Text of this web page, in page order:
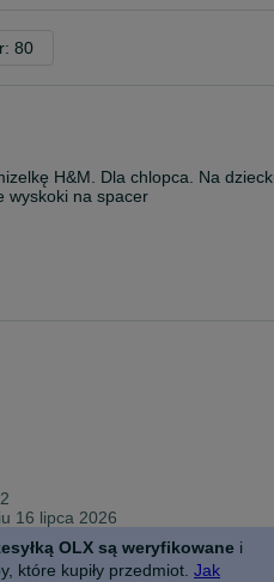
80
H&M. Dla chlopca. Na
wyskoki na spacer
16 lipca 2026
OLX są weryfikowane i
które kupiły przedmiot. Jak